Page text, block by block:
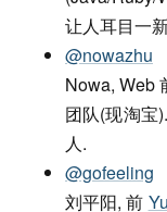
让人耳目一
@nowazhu
Nowa, Web
团队(现淘宝
人.
@gofeeling
刘平阳, 前